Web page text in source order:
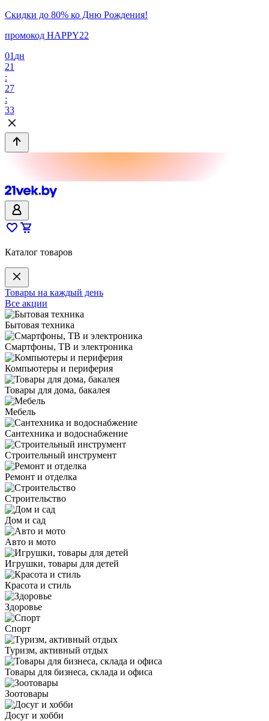
Скидки до 80% ко Дню Рождения!
промокод HAPPY22
01 дн
21
:
27
:
33
Каталог товаров
Товары на каждый день
Все акции
Бытовая техника
Смартфоны, ТВ и электроника
Компьютеры и периферия
Товары для дома, бакалея
Мебель
Сантехника и водоснабжение
Строительный инструмент
Ремонт и отделка
Строительство
Дом и сад
Авто и мото
Игрушки, товары для детей
Красота и стиль
Здоровье
Спорт
Туризм, активный отдых
Товары для бизнеса, склада и офиса
Зоотовары
Досуг и хобби